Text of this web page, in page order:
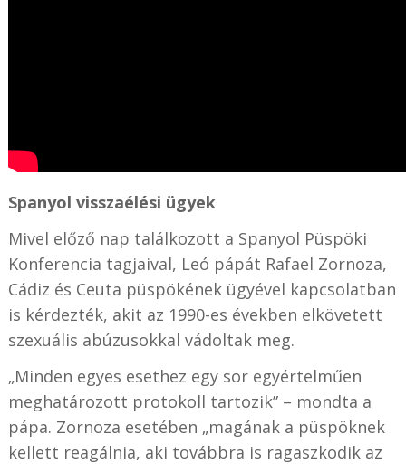
Spanyol visszaélési ügyek
Mivel előző nap találkozott a Spanyol Püspöki
Konferencia tagjaival, Leó pápát Rafael Zornoza,
Cádiz és Ceuta püspökének ügyével kapcsolatban
is kérdezték, akit az 1990-es években elkövetett
szexuális abúzusokkal vádoltak meg.
„Minden egyes esethez egy sor egyértelműen
meghatározott protokoll tartozik” – mondta a
pápa. Zornoza esetében „magának a püspöknek
kellett reagálnia, aki továbbra is ragaszkodik az